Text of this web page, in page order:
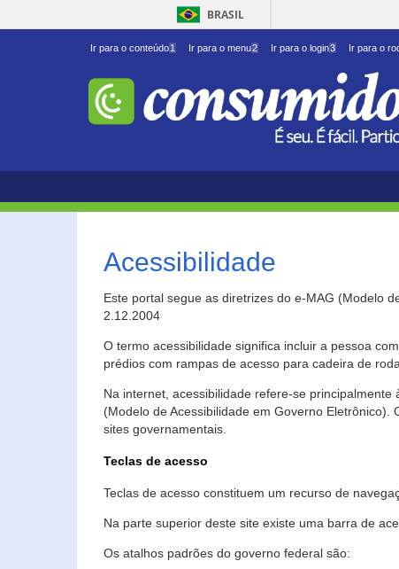
BRASIL
Ir para o conteúdo1 Ir para o menu2 Ir para o login3 Ir para o
Acessibilidade
Este portal segue as diretrizes do e-MAG (Modelo
2.12.2004
O termo acessibilidade significa incluir a pessoa
prédios com rampas de acesso para cadeira de
Na internet, acessibilidade refere-se
(Modelo de Acessibilidade em Governo
sites governamentais.
Teclas de acesso
Teclas de acesso constituem um recurso de
Na parte superior deste site existe uma barra de
Os atalhos padrões do governo federal são: